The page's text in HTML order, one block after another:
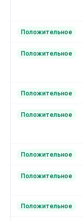
Положительное
Положительное
Положительное
Положительное
Положительное
Положительное
Положительное